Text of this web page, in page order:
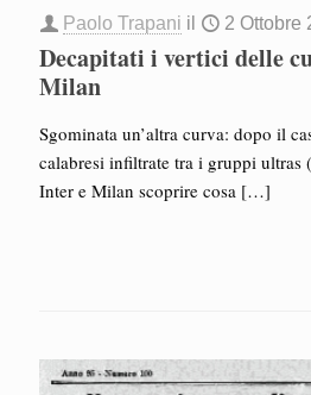
Paolo Trapani il 2 Ottobre
Decapitati i vertici delle
Milan
Sgominata un’altra curva: dopo il
calabresi infiltrate tra i gruppi ultras
Inter e Milan scoprire cosa […]